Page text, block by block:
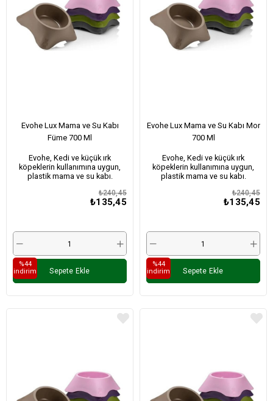
Evohe Lux Mama ve Su Kabı
Füme 700 Ml
Evohe, Kedi ve küçük ırk
köpeklerin kullanımına uygun,
plastik mama ve su kabı.
₺135,45
₺240,45
Sepete Ekle
%44
i̇ndirim
Evohe Lux Mama ve Su Kabı Mor
700 Ml
Evohe, Kedi ve küçük ırk
köpeklerin kullanımına uygun,
plastik mama ve su kabı.
₺135,45
₺240,45
Sepete Ekle
%44
i̇ndirim